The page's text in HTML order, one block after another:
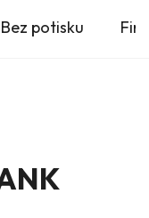
Bez potisku